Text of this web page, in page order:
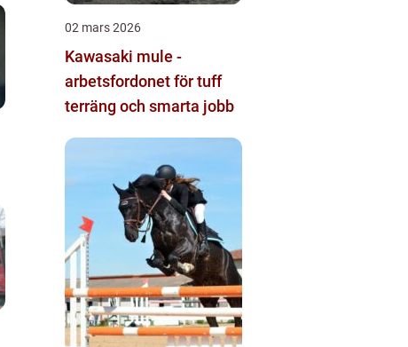
02 mars 2026
Kawasaki mule -
arbetsfordonet för tuff
terräng och smarta jobb